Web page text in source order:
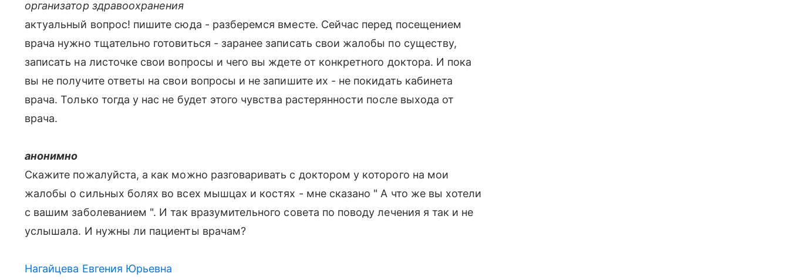
организатор здравоохранения
актуальный вопрос! пишите сюда - разберемся вместе. Сейчас перед посещением
врача нужно тщательно готовиться - заранее записать свои жалобы по существу,
записать на листочке свои вопросы и чего вы ждете от конкретного доктора. И пока
вы не получите ответы на свои вопросы и не запишите их - не покидать кабинета
врача. Только тогда у нас не будет этого чувства растерянности после выхода от
врача.
анонимно
Скажите пожалуйста, а как можно разговаривать с доктором у которого на мои
жалобы о сильных болях во всех мышцах и костях - мне сказано " А что же вы хотели
с вашим заболеванием ". И так вразумительного совета по поводу лечения я так и не
услышала. И нужны ли пациенты врачам?
Нагайцева Евгения Юрьевна